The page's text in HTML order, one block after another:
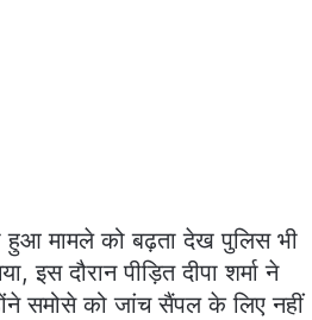
मामले को बढ़ता देख पुलिस भी
दौरान पीड़ित दीपा शर्मा ने
समोसे को जांच सैंपल के लिए नहीं